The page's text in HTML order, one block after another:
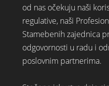
od nas očekuju naši
regulative, naši
Stamebenih zajednica
odgovornosti u radu i
poslovnim partnerima.